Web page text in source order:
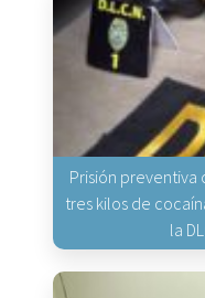
Prisión
tres kilos de
la